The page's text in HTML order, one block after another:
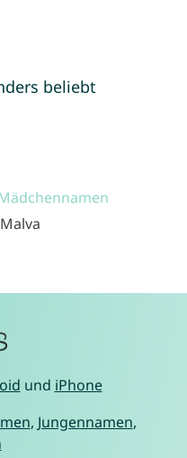
beliebt
Malva
und iPhone
, Jungennamen,